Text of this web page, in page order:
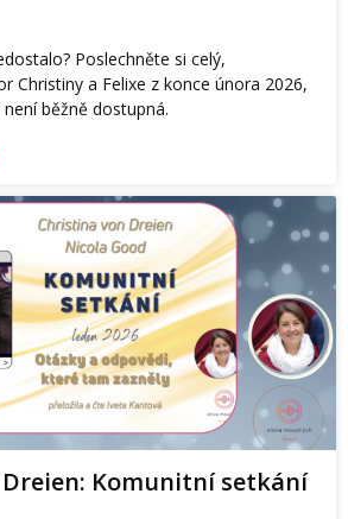
Poslechněte si celý,
Christiny a Felixe z konce února 2026,
běžně dostupná.
Komunitní setkání